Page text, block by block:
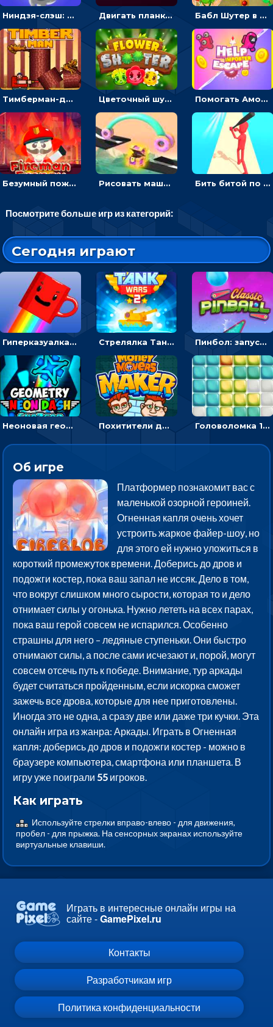
Ниндзя-слэш: запускай оружие по целям и становись мастером сюрикенов Двигать планку и бить шариком по цветным блокам - гиперказуальная Бабл Шутер в джунглях: стрелять шариками по цветным целям
Тимберман-дровосек: меняй сторону и руби дерево Цветочный шутер: стрелять пчелками по цветам Помогать Амонг Ас бежать из комнаты через преграды - приключения
Безумный пожарный: направлять шланг, чтобы тушить горящие бревна Рисовать машину и выигрывать гонку - для мальчиков Бить битой по шарику, чтобы сбивать кубики с буквами на пути к финишу - 3D
Посмотрите больше игр из категорий:
Сегодня играют
Гиперказуалка Летающая чашка кофе: двигаться и собирать кубики сахара Стрелялка Танковые войны: бить по танку врага, чтобы уничтожить зло Пинбол: запускать шарик, чтобы выбивать очки
Неоновая геометрия: прыгай через препятствия и собирай шары Похитители денег: управляйте друзьями и соберите все мешки с долларами Головоломка 10х10
Об игре
Платформер познакомит вас с
маленькой озорной героиней.
Огненная капля очень хочет
устроить жаркое файер-шоу, но
для этого ей нужно уложиться в
короткий промежуток времени. Доберись до дров и
подожги костер, пока ваш запал не иссяк. Дело в том,
что вокруг слишком много сырости, которая то и дело
отнимает силы у огонька. Нужно лететь на всех парах,
пока ваш герой совсем не испарился. Особенно
страшны для него – ледяные ступеньки. Они быстро
отнимают силы, а после сами исчезают и, порой, могут
совсем отсечь путь к победе. Внимание, тур аркады
будет считаться пройденным, если искорка сможет
зажечь все дрова, которые для нее приготовлены.
Иногда это не одна, а сразу две или даже три кучки. Эта
онлайн игра из жанра: Аркады. Играть в Огненная
капля: доберись до дров и подожги костер - можно в
браузере компьютера, смартфона или планшета. В
игру уже поиграли55 игроков.
Как играть
Используйте стрелки вправо-влево - для движения,
пробел - для прыжка. На сенсорных экранах используйте
виртуальные клавиши.
Играть в интересные онлайн игры на
сайте -GamePixel.ru
Контакты
Разработчикам игр
Политика конфиденциальности